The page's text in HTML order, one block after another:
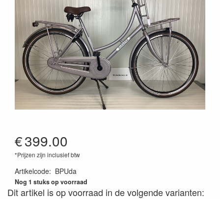
€399.00
*Prijzen zijn inclusief btw
Artikelcode: BPUda
Nog 1 stuks op voorraad
Dit artikel is op voorraad in de volgende varianten: